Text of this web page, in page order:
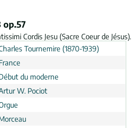
op.57
Cordis Jesu (Sacre Coeur de
Tournemire (1870-1939)
du moderne
W. Pociot